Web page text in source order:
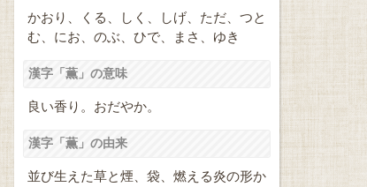
かおり、くる、しく、しげ、ただ、つと
む、にお、のぶ、ひで、まさ、ゆき
漢字「薫」の意味
良い香り。おだやか。
漢字「薫」の由来
並び生えた草と煙、袋、燃える炎の形か